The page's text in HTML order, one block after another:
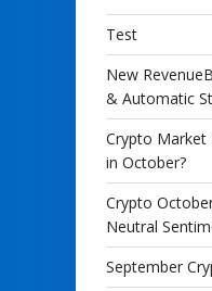
Test
New
& Automatic
Crypto Market
in October?
Crypto
Neutral
September